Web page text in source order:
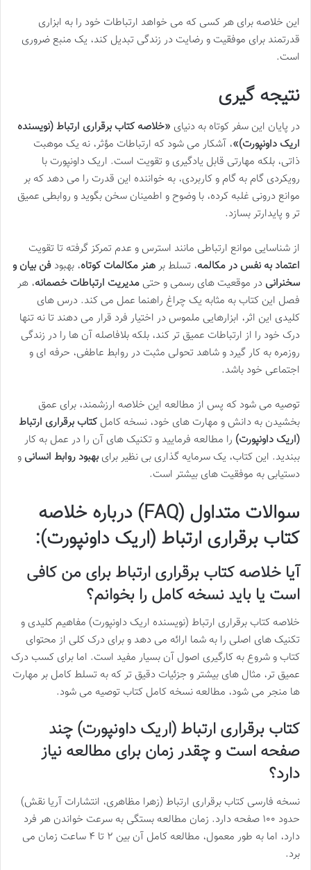
این خلاصه برای هر کسی که می خواهد ارتباطات خود را به ابزاری
قدرتمند برای موفقیت و رضایت در زندگی تبدیل کند، یک منبع ضروری
است.
نتیجه گیری
در پایان این سفر کوتاه به دنیای «خلاصه کتاب برقراری ارتباط (نویسنده
اریک داونپورت)»، آشکار می شود که ارتباطات مؤثر، نه یک موهبت
ذاتی، بلکه مهارتی قابل یادگیری و تقویت است. اریک داونپورت با
رویکردی گام به گام و کاربردی، به خواننده این قدرت را می دهد که بر
موانع درونی غلبه کرده، با وضوح و اطمینان سخن بگوید و روابطی عمیق
تر و پایدارتر بسازد.
از شناسایی موانع ارتباطی مانند استرس و عدم تمرکز گرفته تا تقویت
اعتماد به نفس در مکالمه، تسلط برهنر مکالمات کوتاه، بهبود فن بیان و
سخنرانی در موقعیت های رسمی و حتی مدیریت ارتباطات خصمانه، هر
فصل این کتاب به مثابه یک چراغ راهنما عمل می کند. درس های
کلیدی این اثر، ابزارهایی ملموس در اختیار فرد قرار می دهند تا نه تنها
درک خود را از ارتباطات عمیق تر کند، بلکه بلافاصله آن ها را در زندگی
روزمره به کار گیرد و شاهد تحولی مثبت در روابط عاطفی، حرفه ای و
اجتماعی خود باشد.
توصیه می شود که پس از مطالعه این خلاصه ارزشمند، برای عمق
بخشیدن به دانش و مهارت های خود، نسخه کامل کتاب برقراری ارتباط
(اریک داونپورت) را مطالعه فرمایید و تکنیک های آن را در عمل به کار
ببندید. این کتاب، یک سرمایه گذاری بی نظیر برای بهبود روابط انسانی و
دستیابی به موفقیت های بیشتر است.
سوالات متداول (FAQ) درباره خلاصه
کتاب برقراری ارتباط (اریک داونپورت):
آیا خلاصه کتاب برقراری ارتباط برای من کافی
است یا باید نسخه کامل را بخوانم؟
خلاصه کتاب برقراری ارتباط (نویسنده اریک داونپورت) مفاهیم کلیدی و
تکنیک های اصلی را به شما ارائه می دهد و برای درک کلی از محتوای
کتاب و شروع به کارگیری اصول آن بسیار مفید است. اما برای کسب درک
عمیق تر، مثال های بیشتر و جزئیات دقیق تر که به تسلط کامل بر مهارت
ها منجر می شود، مطالعه نسخه کامل کتاب توصیه می شود.
کتاب برقراری ارتباط (اریک داونپورت) چند
صفحه است و چقدر زمان برای مطالعه نیاز
دارد؟
نسخه فارسی کتاب برقراری ارتباط (زهرا مظاهری، انتشارات آریا نقش)
حدود ۱۰۰ صفحه دارد. زمان مطالعه بستگی به سرعت خواندن هر فرد
دارد، اما به طور معمول، مطالعه کامل آن بین ۲ تا ۴ ساعت زمان می
برد.